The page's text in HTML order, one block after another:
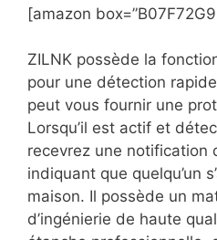
[amazon
ZILNK possède la
pour une détection
peut vous fournir une
Lorsqu’il est actif et
recevrez une notification
indiquant que quelqu’un
maison. Il possède un
d’ingénierie de haute